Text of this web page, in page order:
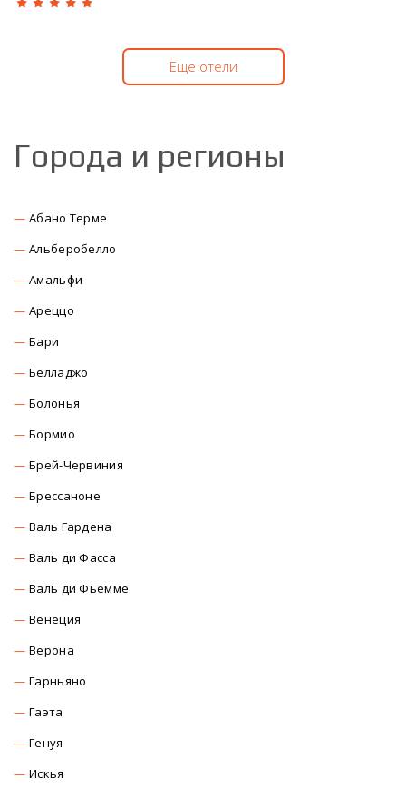
Еще отели
Города и регионы
Абано Терме
Альберобелло
Амальфи
Ареццо
Бари
Белладжо
Болонья
Бормио
Брей-Червиния
Брессаноне
Валь Гардена
Валь ди Фасса
Валь ди Фьемме
Венеция
Верона
Гарньяно
Гаэта
Генуя
Искья